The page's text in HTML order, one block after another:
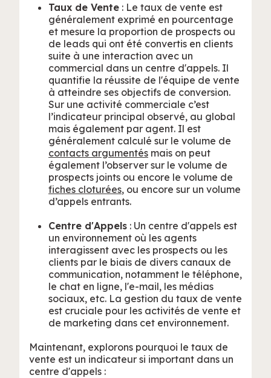
Taux de Vente : Le taux de vente est
généralement exprimé en pourcentage
et mesure la proportion de prospects ou
de leads qui ont été convertis en clients
suite à une interaction avec un
commercial dans un centre d'appels. Il
quantifie la réussite de l'équipe de vente
à atteindre ses objectifs de conversion.
Sur une activité commerciale c’est
l’indicateur principal observé, au global
mais également par agent. Il est
généralement calculé sur le volume de
contacts argumentés mais on peut
également l’observer sur le volume de
prospects joints ou encore le volume de
fiches cloturées, ou encore sur un volume
d’appels entrants.
Centre d'Appels : Un centre d'appels est
un environnement où les agents
interagissent avec les prospects ou les
clients par le biais de divers canaux de
communication, notamment le téléphone,
le chat en ligne, l'e-mail, les médias
sociaux, etc. La gestion du taux de vente
est cruciale pour les activités de vente et
de marketing dans cet environnement.
Maintenant, explorons pourquoi le taux de
vente est un indicateur si important dans un
centre d'appels :